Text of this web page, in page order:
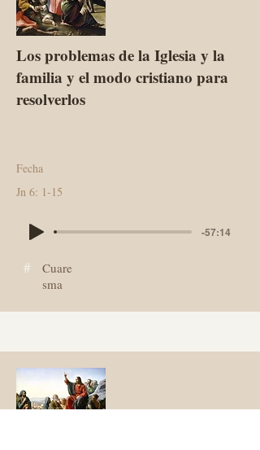
Los problemas de la Iglesia y la
familia y el modo cristiano para
resolverlos
Fecha
Jn 6: 1-15
-57:14
#
Cuare
sma